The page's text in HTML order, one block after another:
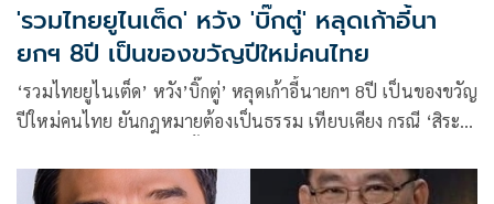
'รวมไทยยูไนเต็ด' หวัง 'บิ๊กตู่' หลุดเก้าอี้นา
ยกฯ 8ปี เป็นของขวัญปีใหม่คนไทย
‘รวมไทยยูไนเต็ด’ หวัง’บิ๊กตู่’ หลุดเก้าอี้นายกฯ 8ปี เป็นของขวัญ
ปีใหม่คนไทย ยันกฎหมายต้องเป็นธรรม เทียบเคียง กรณี ‘สิระ’